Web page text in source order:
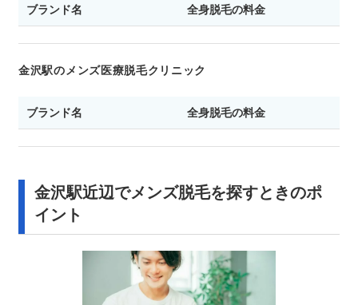
ブランド名 全身脱毛の料金
金沢駅のメンズ医療脱毛クリニック
ブランド名 全身脱毛の料金
金沢駅近辺でメンズ脱毛を探すときのポ
イント